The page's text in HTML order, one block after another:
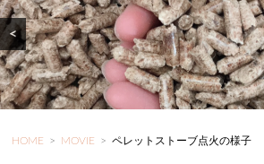
<
HOME > MOVIE >ペレットストーブ点火の様子